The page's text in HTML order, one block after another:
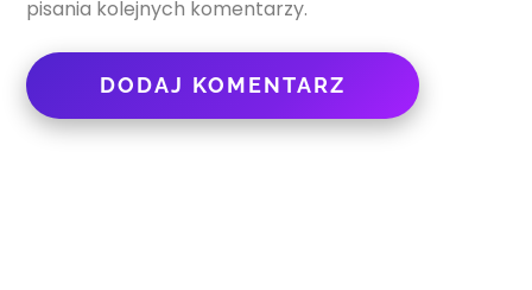
pisania kolejnych komentarzy.